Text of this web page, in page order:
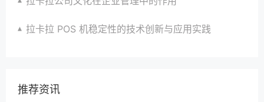
拉卡拉 POS 机稳定性的技术创新与应用实践
推荐资讯